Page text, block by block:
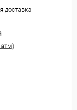
доставка
атм)